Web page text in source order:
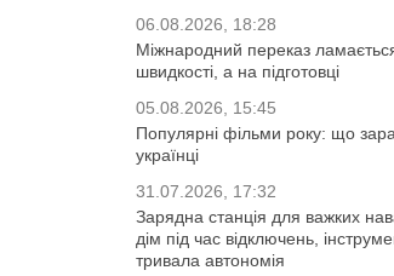
06.08.2026, 18:28
Міжнародний переказ
швидкості, а на підготовці
05.08.2026, 15:45
Популярні фільми року: що
українці
31.07.2026, 17:32
Зарядна станція для важких
дім під час відключень,
тривала автономія